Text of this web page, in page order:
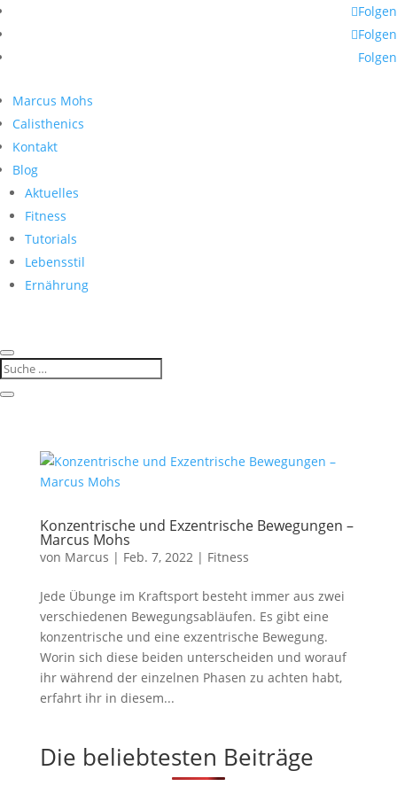
Folgen
Folgen
Folgen
Marcus Mohs
Calisthenics
Kontakt
Blog
Aktuelles
Fitness
Tutorials
Lebensstil
Ernährung
Konzentrische und Exzentrische Bewegungen –
Marcus Mohs
von Marcus | Feb. 7, 2022| Fitness
Jede Übunge im Kraftsport besteht immer aus zwei
verschiedenen Bewegungsabläufen. Es gibt eine
konzentrische und eine exzentrische Bewegung.
Worin sich diese beiden unterscheiden und worauf
ihr während der einzelnen Phasen zu achten habt,
erfahrt ihr in diesem...
Die beliebtesten Beiträge